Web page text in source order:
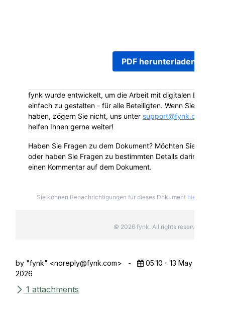
PDF herunterladen
fynk wurde entwickelt, um die Arbeit mit digitalen
einfach zu gestalten - für alle Beteiligten. Wenn Sie Fragen
haben, zögern Sie nicht, uns unter support@fynk.com
helfen Ihnen gerne weiter!
Haben Sie Fragen zu dem Dokument? Möchten Sie das
oder haben Sie Fragen zu bestimmten Details darin?
einen Kommentar auf dem Dokument.
Sie können Benachrichtigungen für dieses Dokument hier
© 2026 fynk. All rights reserved.
by "fynk" <noreply@fynk.com> -
05:10 - 13 May
2026
1 attachments